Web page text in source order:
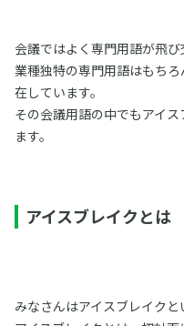
会議ではよく専門用語が飛び
業種独特の専門用語はもち
在しています。
その会議用語の中でもアイ
ます。
アイスブレイクとは
みなさんはアイスブレイク